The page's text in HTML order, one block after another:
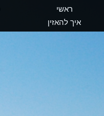
ראשי
איך להאזין